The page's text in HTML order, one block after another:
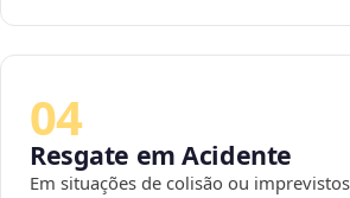
04
Resgate em Acidente
Em situações de colisão ou